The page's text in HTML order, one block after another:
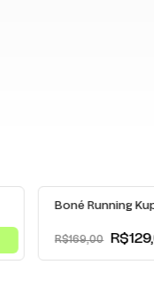
Boné Running
R$169,00